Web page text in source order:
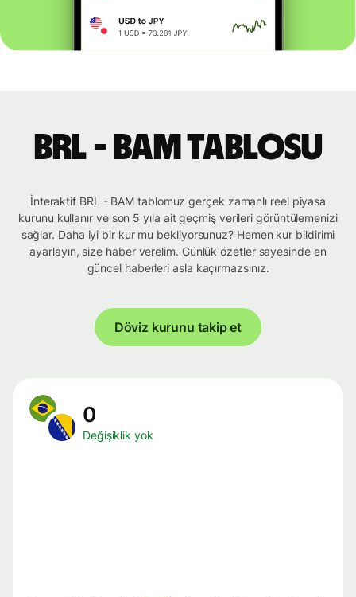
BRL - BAM tablosu
İnteraktif BRL - BAM tablomuz gerçek zamanlı reel piyasa
kurunu kullanır ve son 5 yıla ait geçmiş verileri görüntülemenizi
sağlar. Daha iyi bir kur mu bekliyorsunuz? Hemen kur bildirimi
ayarlayın, size haber verelim. Günlük özetler sayesinde en
güncel haberleri asla kaçırmazsınız.
Döviz kurunu takip et
0
Değişiklik yok